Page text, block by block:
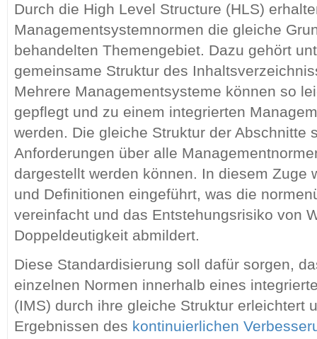
Durch die High Level Structure (HLS)
Managementsystemnormen die gleiche
behandelten Themengebiet. Dazu gehört
gemeinsame Struktur des
Mehrere Managementsysteme können so
gepflegt und zu einem integrierten
werden. Die gleiche Struktur der Abschnitte
Anforderungen über alle
dargestellt werden können. In diesem Zuge
und Definitionen eingeführt, was die
vereinfacht und das Entstehungsrisiko von
Doppeldeutigkeit abmildert.
Diese Standardisierung soll dafür sorgen,
einzelnen Normen innerhalb eines
(IMS) durch ihre gleiche Struktur erleichtert
Ergebnissen des kontinuierlichen